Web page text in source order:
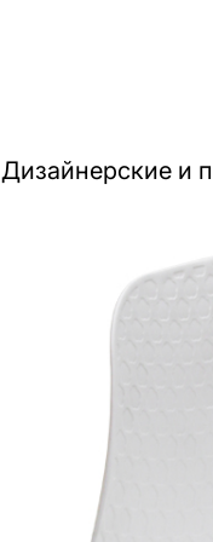
Дизайнерские и